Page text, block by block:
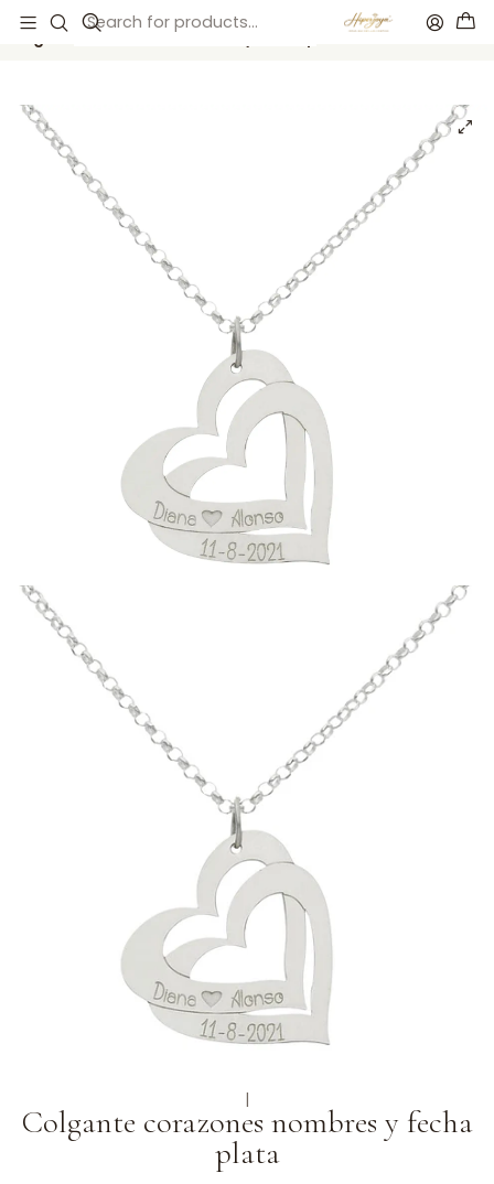
Inicio Catálogo
Colgante corazones nombres y fecha plata
|
Colgante corazones nombres y fecha
plata